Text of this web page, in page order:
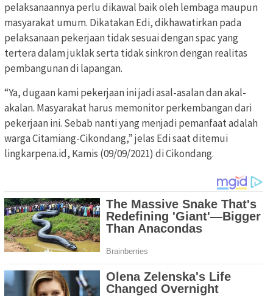
pelaksanaannya perlu dikawal baik oleh lembaga maupun
masyarakat umum. Dikatakan Edi, dikhawatirkan pada
pelaksanaan pekerjaan tidak sesuai dengan spac yang
tertera dalam juklak serta tidak sinkron dengan realitas
pembangunan di lapangan.
“Ya, dugaan kami pekerjaan ini jadi asal-asalan dan akal-
akalan. Masyarakat harus memonitor perkembangan dari
pekerjaan ini. Sebab nanti yang menjadi pemanfaat adalah
warga Citamiang-Cikondang,” jelas Edi saat ditemui
lingkarpena.id, Kamis (09/09/2021) di Cikondang.